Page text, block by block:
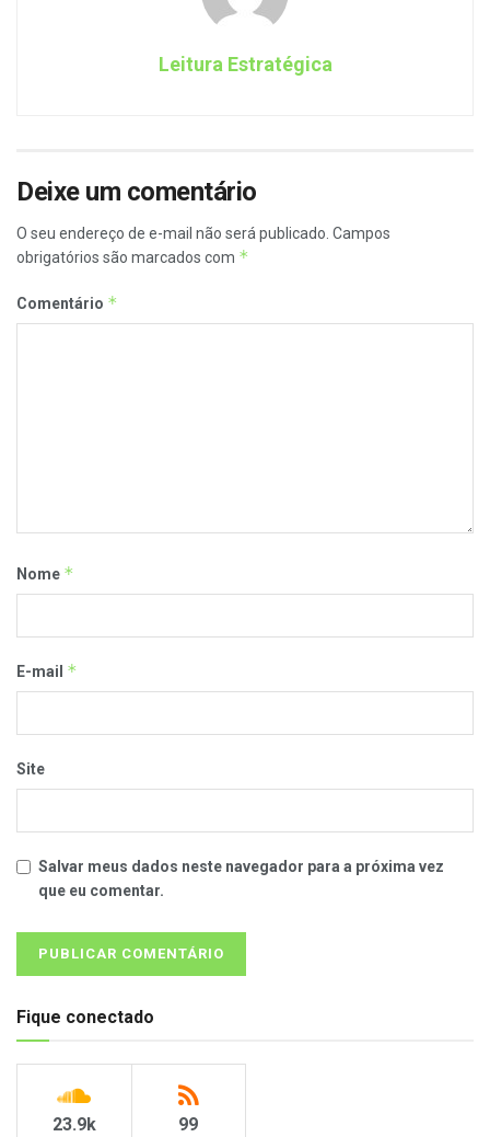
Leitura Estratégica
Deixe um comentário
O seu endereço de e-mail não será publicado. Campos
obrigatórios são marcados com *
Comentário *
Nome *
E-mail *
Site
Salvar meus dados neste navegador para a próxima vez
que eu comentar.
Fique conectado
23.9k 99